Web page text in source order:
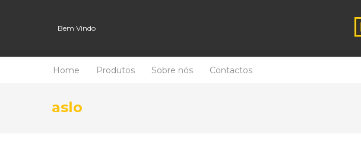
Bem Vindo
Home Produtos Sobre nós Contactos
aslo